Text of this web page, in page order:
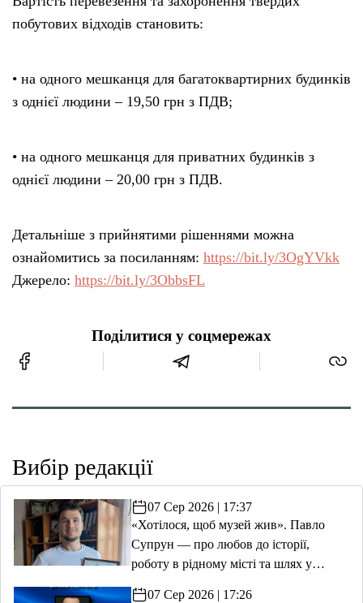
побутових відходів становить:
• на одного мешканця для багатоквартирних будинків
з однієї людини – 19,50 грн з ПДВ;
• на одного мешканця для приватних будинків з
однієї людини – 20,00 грн з ПДВ.
Детальніше з прийнятими рішеннями можна
ознайомитись за посиланням: https://bit.ly/3OgYVkk
Джерело: https://bit.ly/3ObbsFL
Поділитися у соцмережах
Вибір редакції
07 Сер 2026 | 17:37
«Хотілося, щоб музей жив». Павло
Супрун — про любов до історії,
роботу в рідному місті та шлях у
07 Сер 2026 | 17:26